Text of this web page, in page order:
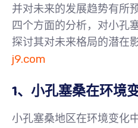
并对未来的发展趋势有所
四个方面的分析，对小孔
探讨其对未来格局的潜在影
j9.com
1、小孔塞桑在环境
小孔塞桑地区在环境变化